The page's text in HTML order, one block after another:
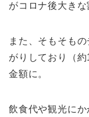
がコロナ後大きな
また、そもそも
がりしており（
金額に。
飲食代や観光に